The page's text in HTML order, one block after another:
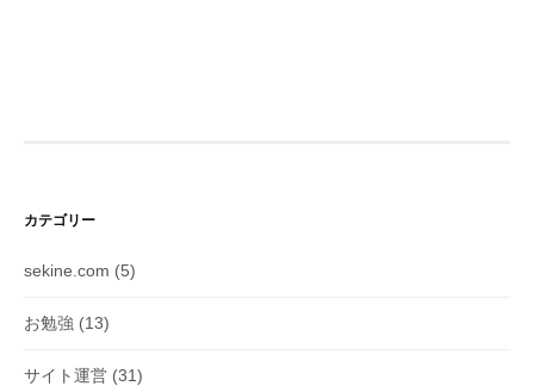
カテゴリー
sekine.com (5)
お勉強 (13)
サイト運営 (31)